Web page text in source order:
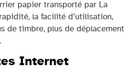
papier transporté par La
la facilité d’utilisation,
de timbre, plus de déplacement
Internet